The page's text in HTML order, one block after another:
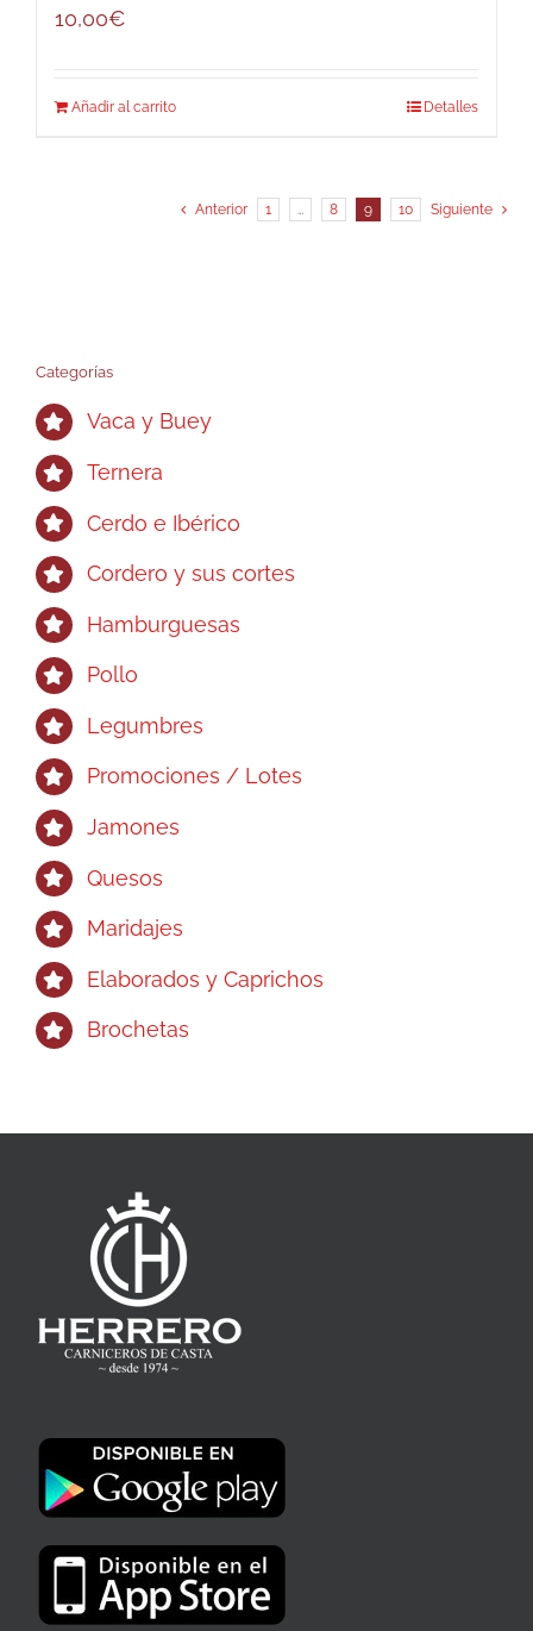
10,00€
Añadir al carrito Detalles
Anterior 1 8 9 10 Siguiente
Categorías
Vaca y Buey
Ternera
Cerdo e Ibérico
Cordero y sus cortes
Hamburguesas
Pollo
Legumbres
Promociones / Lotes
Jamones
Quesos
Maridajes
Elaborados y Caprichos
Brochetas